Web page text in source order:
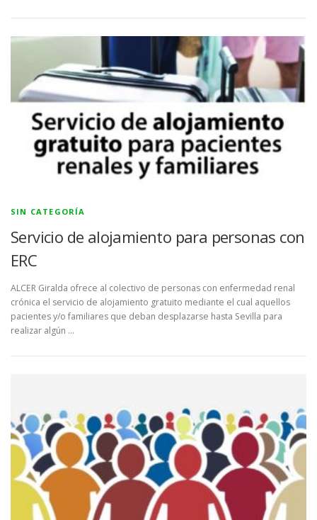
SIN CATEGORÍA
Servicio de alojamiento para personas con
ERC
ALCER Giralda ofrece al colectivo de personas con enfermedad renal
crónica el servicio de alojamiento gratuito mediante el cual aquellos
pacientes y/o familiares que deban desplazarse hasta Sevilla para
realizar algún …